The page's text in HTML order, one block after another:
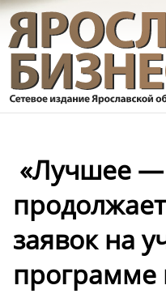
«Лучшее
заявок на
программе